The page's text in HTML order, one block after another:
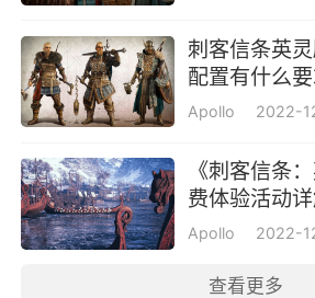
刺客信条英
配置有什么
Apollo 2022-
《刺客信条
费体验活动
Apollo 2022-
查看更多